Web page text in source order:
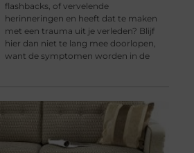
flashbacks, of vervelende
herinneringen en heeft dat te maken
met een trauma uit je verleden? Blijf
hier dan niet te lang mee doorlopen,
want de symptomen worden in de